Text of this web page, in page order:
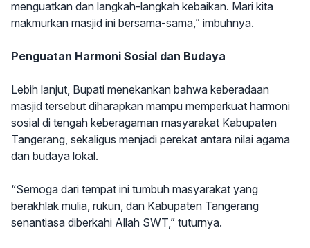
menguatkan dan langkah-langkah kebaikan. Mari kita
makmurkan masjid ini bersama-sama,” imbuhnya.
Penguatan Harmoni Sosial dan Budaya
Lebih lanjut, Bupati menekankan bahwa keberadaan
masjid tersebut diharapkan mampu memperkuat harmoni
sosial di tengah keberagaman masyarakat Kabupaten
Tangerang, sekaligus menjadi perekat antara nilai agama
dan budaya lokal.
“Semoga dari tempat ini tumbuh masyarakat yang
berakhlak mulia, rukun, dan Kabupaten Tangerang
senantiasa diberkahi Allah SWT,” tuturnya.